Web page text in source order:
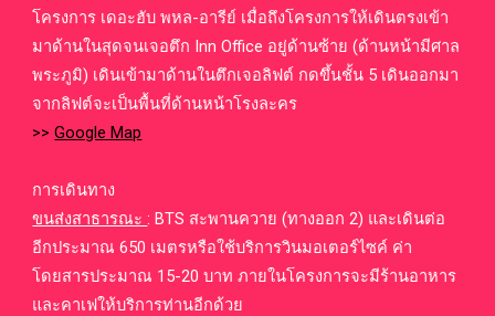
โครงการ เดอะฮับ พหล-อารีย์ เมื่อถึงโครงการให้เดินตรงเข้า
มาด้านในสุดจนเจอตึก Inn Office อยู่ด้านซ้าย (ด้านหน้ามีศาล
พระภูมิ) เดินเข้ามาด้านในตึกเจอลิฟต์ กดขึ้นชั้น 5 เดินออกมา
จากลิฟต์จะเป็นพื้นที่ด้านหน้าโรงละคร
>>Google Map
การเดินทาง
ขนส่งสาธารณะ: BTS สะพานควาย (ทางออก 2) และเดินต่อ
อีกประมาณ 650 เมตรหรือใช้บริการวินมอเตอร์ไซค์ ค่า
โดยสารประมาณ 15-20 บาท ภายในโครงการจะมีร้านอาหาร
และคาเฟให้บริการท่านอีกด้วย